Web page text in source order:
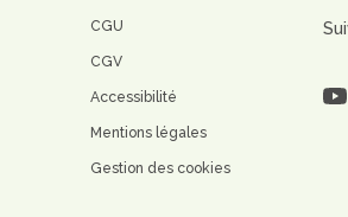
CGU
CGV
Accessibilité
Mentions légales
Gestion des cookies